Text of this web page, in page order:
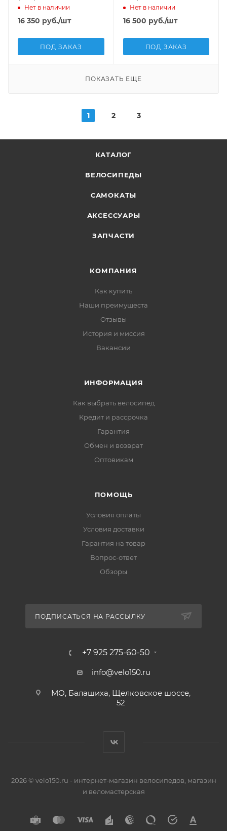
Нет в наличии
16 350 руб./шт
ПОД ЗАКАЗ
красный, V010
Нет в наличии
16 500 руб./шт
ПОД ЗАКАЗ
ПОКАЗАТЬ ЕЩЕ
1 2 3
КАТАЛОГ
ВЕЛОСИПЕДЫ
САМОКАТЫ
АКСЕССУАРЫ
ЗАПЧАСТИ
КОМПАНИЯ
Как купить
Наши преимущеста
Отзывы
История и миссия
Вакансии
ИНФОРМАЦИЯ
Как выбрать велосипед
Кредит и рассрочка
Гарантия
Обмен и возврат
Оптовикам
ПОМОЩЬ
Условия оплаты
Условия доставки
Гарантия на товар
Вопрос-ответ
Обзоры
ПОДПИСАТЬСЯ НА РАССЫЛКУ
+7 925 275-60-50
info@velo150.ru
МО, Балашиха, Щелковское шоссе,
52
2026 © velo150.ru - интернет-магазин велосипедов, магазин
и веломастерская